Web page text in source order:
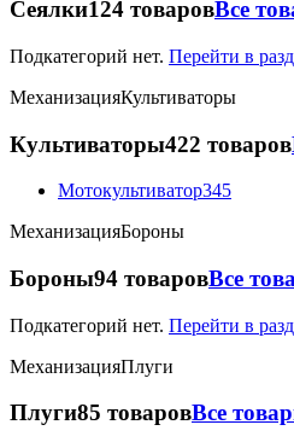
Сеялки124 товаровВсе
Подкатегорий нет. Перейти в
МеханизацияКультиваторы
Культиваторы422 товаров
Мотокультиватор345
МеханизацияБороны
Бороны94 товаровВсе
Подкатегорий нет. Перейти в
МеханизацияПлуги
Плуги85 товаровВсе